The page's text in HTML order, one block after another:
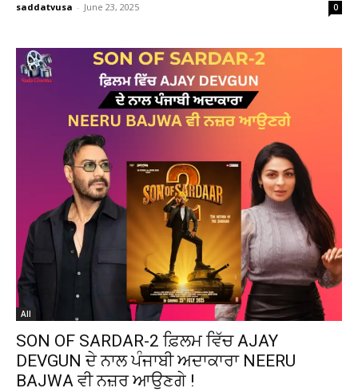
saddatvusa - June 23, 2025 0
All
SON OF SARDAR-2 ਫ਼ਿਲਮ ਵਿੱਚ AJAY
DEVGUN ਦੇ ਨਾਲ ਪੰਜਾਬੀ ਅਦਾਕਾਰਾ NEERU
BAJWA ਵੀ ਨਜ਼ਰ ਆਉਣਗੇ !